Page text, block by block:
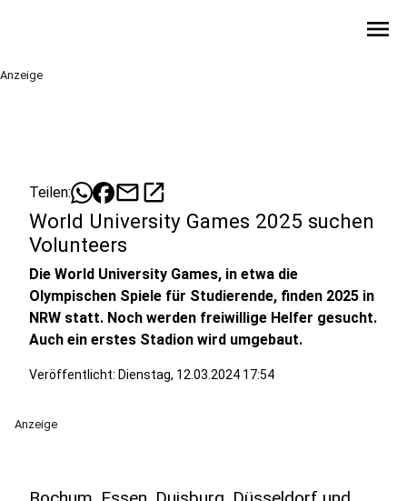
menu
Anzeige
Teilen: mailopen_in_new
World University Games 2025 suchen
Volunteers
Die World University Games, in etwa die
Olympischen Spiele für Studierende, finden 2025 in
NRW statt. Noch werden freiwillige Helfer gesucht.
Auch ein erstes Stadion wird umgebaut.
Veröffentlicht: Dienstag, 12.03.2024 17:54
Anzeige